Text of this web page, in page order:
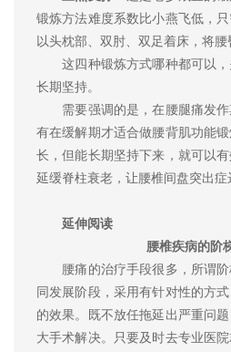
锻炼方法难度系数比小燕飞低，
以头枕部、双肘、双足着床，将腰
这四种锻炼方式哪种都可以，
长期坚持。
需要强调的是，在腰腿痛发作
有在缓解期才适合做腰背肌功能
长，但能长期坚持下来，就可以
延缓脊柱衰老，让腰椎间盘突出症
延伸阅读
腰椎疾病的阶
腰痛的治疗手段很多，所谓阶
同发展阶段，采用有针对性的方
的效果。既不放任拖延出严重问
大手术解决。只要及时去专业医